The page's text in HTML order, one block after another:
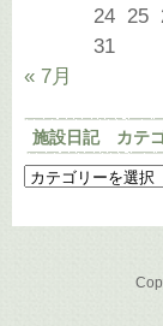
24 25
31
« 7月
施設日記 カテ